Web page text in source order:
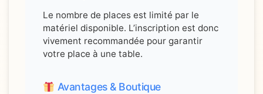
Le nombre de places est limité par le
matériel disponible. L’inscription est donc
vivement recommandée pour garantir
votre place à une table.
Avantages & Boutique